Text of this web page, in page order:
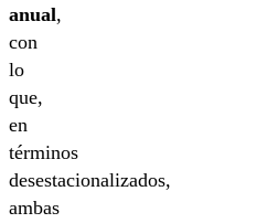
anual,
con
lo
que,
en
términos
desestacionalizados,
ambas